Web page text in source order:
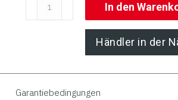
Menge
In den
Händler in der
Garantiebedingungen